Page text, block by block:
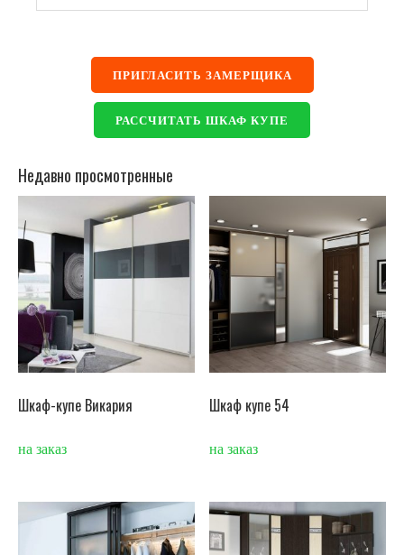
ПРИГЛАСИТЬ ЗАМЕРЩИКА
РАССЧИТАТЬ ШКАФ КУПЕ
Недавно просмотренные
Шкаф-купе Викария
на заказ
Шкаф купе 54
на заказ